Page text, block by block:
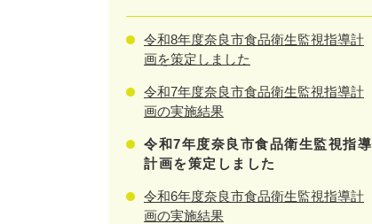
令和8年度奈良市食品衛生監視指導計
画を策定しました
令和7年度奈良市食品衛生監視指導計
画の実施結果
令和7年度奈良市食品衛生監視指導
計画を策定しました
令和6年度奈良市食品衛生監視指導計
画の実施結果